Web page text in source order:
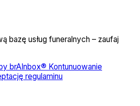
bazę usług funeralnych – zaufaj
brAInbox® Kontunuowanie
regulaminu